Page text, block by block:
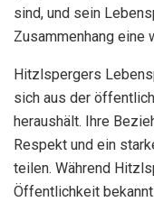
sind, und sein
Zusammenhang eine
Hitzlspergers
sich aus der
heraushält. Ihre
Respekt und ein
teilen. Während
Öffentlichkeit